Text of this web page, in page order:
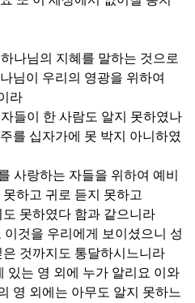
나님의 지혜를 말하는 것으로
님이 우리의 영광을 위하여
라
들이 한 사람도 알지 못하였나
를 십자가에 못 박지 아니하였
사랑하는 자들을 위하여 예비
하고 귀로 듣지 못하고
못하였다 함과 같으니라
것을 우리에게 보이셨으니 성
것까지도 통달하시느니라
있는 영 외에 누가 알리요 이와
영 외에는 아무도 알지 못하느